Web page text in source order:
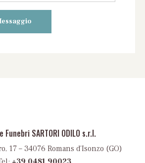
Funebri SARTORI ODILO s.r.l.
17 – 34076 Romans d’Isonzo (GO)